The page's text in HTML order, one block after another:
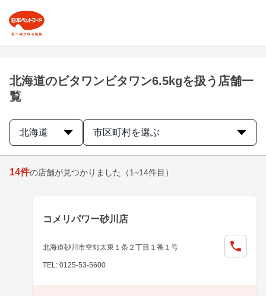
北海道のビタワンビタワン6.5kgを扱う店舗一
覧
北海道 市区町村を選ぶ
14件の店舗が見つかりました （1~14件目）
コメリパワー砂川店
北海道砂川市空知太東１条２丁目１番１号
TEL: 0125-53-5600